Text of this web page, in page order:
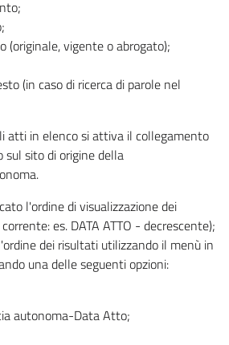
(originale, vigente o abrogato);
(in caso di ricerca di parole nel
atti in elenco si attiva il collegamento
sito di origine della
l'ordine di visualizzazione dei
es. DATA ATTO - decrescente);
dei risultati utilizzando il menù in
una delle seguenti opzioni:
autonoma-Data Atto;